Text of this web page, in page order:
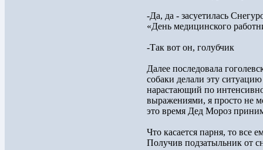
-Да, да - засуетилась
«День медицинского
-Так вот он, голубчик
Далее последовала
собаки делали эту
нарастающий по
выражениями, я просто не
это время Дед Мороз
Что касается парня, то все
Получив подзатыльник от